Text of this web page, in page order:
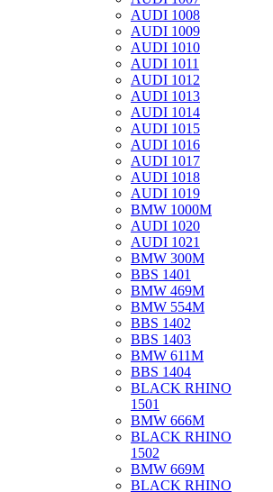
AUDI 1008
AUDI 1009
AUDI 1010
AUDI 1011
AUDI 1012
AUDI 1013
AUDI 1014
AUDI 1015
AUDI 1016
AUDI 1017
AUDI 1018
AUDI 1019
BMW 1000M
AUDI 1020
AUDI 1021
BMW 300M
BBS 1401
BMW 469M
BMW 554M
BBS 1402
BBS 1403
BMW 611M
BBS 1404
BLACK RHINO
1501
BMW 666M
BLACK RHINO
1502
BMW 669M
BLACK RHINO